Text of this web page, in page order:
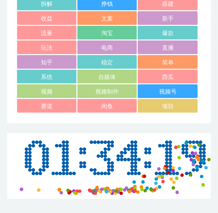
拆解 挣钱 搭建
收益 文案 新手
流量 淘宝 爆款
玩法 电商 直播
知乎 稳定 简单
系统 自媒体 西瓜
视频 视频制作 视频号
赛道 闲鱼 项目